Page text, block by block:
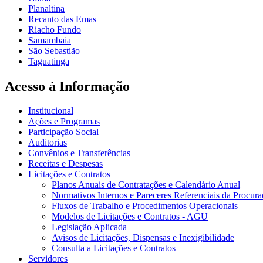
Planaltina
Recanto das Emas
Riacho Fundo
Samambaia
São Sebastião
Taguatinga
Acesso à Informação
Institucional
Ações e Programas
Participação Social
Auditorias
Convênios e Transferências
Receitas e Despesas
Licitações e Contratos
Planos Anuais de Contratações e Calendário Anual
Normativos Internos e Pareceres Referenciais da
Fluxos de Trabalho e Procedimentos Operacionais
Modelos de Licitações e Contratos - AGU
Legislação Aplicada
Avisos de Licitações, Dispensas e Inexigibilidade
Consulta a Licitações e Contratos
Servidores